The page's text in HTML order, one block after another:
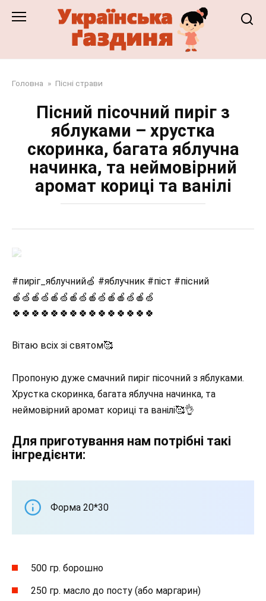
Головна » Пісні страви
Пісний пісочний пиріг з
яблуками – хрустка
скоринка, багата яблучна
начинка, та неймовірний
аромат кориці та ванілі
#пиріг_яблучний🍏 #яблучник #піст #пісний
🍎🍏🍎🍏🍎🍏🍎🍏🍎🍏🍎🍎🍏🍎🍏
🍀🍀🍀🍀🍀🍀🍀🍀🍀🍀🍀🍀🍀🍀🍀
Вітаю всіх зі святом🥰
Пропоную дуже смачний пиріг пісочний з яблуками.
Хрустка скоринка, багата яблучна начинка, та
неймовірний аромат кориці та ванілі🥰👌
Для приготування нам потрібні такі
інгредієнти:
Форма 20*30
500 гр. борошно
250 гр. масло до посту (або маргарин)